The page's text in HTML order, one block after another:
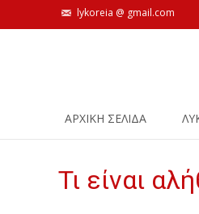
lykoreia @ gmail.com
ΑΡΧΙΚΗ ΣΕΛΙΔΑ
Τι είναι